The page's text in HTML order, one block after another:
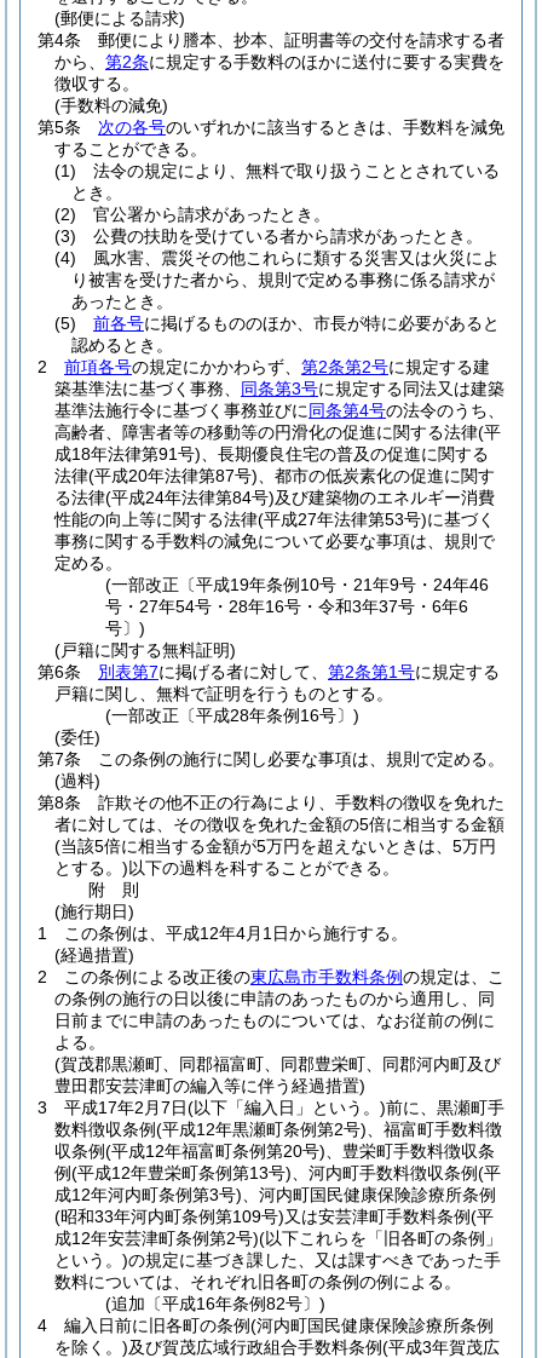
(郵便による請求)
第4条
郵便により謄本、抄本、証明書等の交付を請求する者
から、 第2条に規定する手数料のほかに送付に要する実費を
徴収する。
(手数料の減免)
第5条
次の各号のいずれかに該当するときは、手数料を減免
することができる。
(1)
法令の規定により、無料で取り扱うこととされている
とき。
(2)
官公署から請求があったとき。
(3)
公費の扶助を受けている者から請求があったとき。
(4)
風水害、震災その他これらに類する災害又は火災によ
り被害を受けた者から、規則で定める事務に係る請求が
あったとき。
(5)
前各号に掲げるもののほか、市長が特に必要があると
認めるとき。
2
前項各号の規定にかかわらず、 第2条第2号に規定する建
築基準法に基づく事務、 同条第3号に規定する同法又は建築
基準法施行令に基づく事務並びに同条第4号の法令のうち、
高齢者、障害者等の移動等の円滑化の促進に関する法律(平
成18年法律第91号) 、長期優良住宅の普及の促進に関する
法律(平成20年法律第87号) 、都市の低炭素化の促進に関す
る法律(平成24年法律第84号)及び建築物のエネルギー消費
性能の向上等に関する法律(平成27年法律第53号)に基づく
事務に関する手数料の減免について必要な事項は、規則で
定める。
(一部改正〔平成19年条例10号・21年9号・24年46
号・27年54号・28年16号・令和3年37号・6年6
号〕)
(戸籍に関する無料証明)
第6条
別表第7に掲げる者に対して、 第2条第1号に規定する
戸籍に関し、無料で証明を行うものとする。
(一部改正〔平成28年条例16号〕)
(委任)
第7条
この条例の施行に関し必要な事項は、規則で定める。
(過料)
第8条
詐欺その他不正の行為により、手数料の徴収を免れた
者に対しては、その徴収を免れた金額の5倍に相当する金額
(当該5倍に相当する金額が5万円を超えないときは、5万円
とする。)以下の過料を科することができる。
附 則
(施行期日)
1
この条例は、平成12年4月1日から施行する。
(経過措置)
2
この条例による改正後の東広島市手数料条例の規定は、こ
の条例の施行の日以後に申請のあったものから適用し、同
日前までに申請のあったものについては、なお従前の例に
よる。
(賀茂郡黒瀬町、同郡福富町、同郡豊栄町、同郡河内町及び
豊田郡安芸津町の編入等に伴う経過措置)
3
平成17年2月7日(以下「編入日」という。)前に、黒瀬町手
数料徴収条例(平成12年黒瀬町条例第2号) 、福富町手数料徴
収条例(平成12年福富町条例第20号) 、豊栄町手数料徴収条
例(平成12年豊栄町条例第13号) 、河内町手数料徴収条例(平
成12年河内町条例第3号) 、河内町国民健康保険診療所条例
(昭和33年河内町条例第109号)又は安芸津町手数料条例(平
成12年安芸津町条例第2号)(以下これらを「旧各町の条例」
という。)の規定に基づき課した、又は課すべきであった手
数料については、それぞれ旧各町の条例の例による。
(追加〔平成16年条例82号〕)
4
編入日前に旧各町の条例(河内町国民健康保険診療所条例
を除く。)及び賀茂広域行政組合手数料条例(平成3年賀茂広